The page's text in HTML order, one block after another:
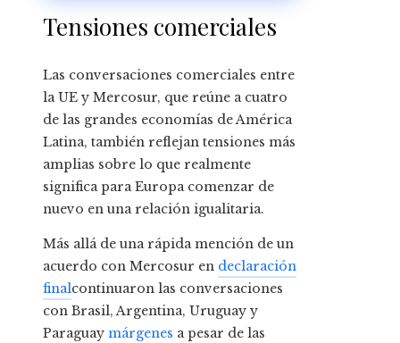
Tensiones comerciales
Las conversaciones comerciales entre
la UE y Mercosur, que reúne a cuatro
de las grandes economías de América
Latina, también reflejan tensiones más
amplias sobre lo que realmente
significa para Europa comenzar de
nuevo en una relación igualitaria.
Más allá de una rápida mención de un
acuerdo con Mercosur en declaración
finalcontinuaron las conversaciones
con Brasil, Argentina, Uruguay y
Paraguay márgenes a pesar de las